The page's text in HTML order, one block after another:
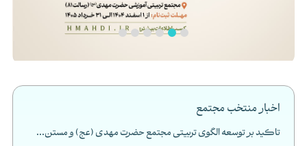
اخبار منتخب مجتمع
تاکید بر توسعه الگوی تربیتی مجتمع حضرت مهدی (عج) و مستن...